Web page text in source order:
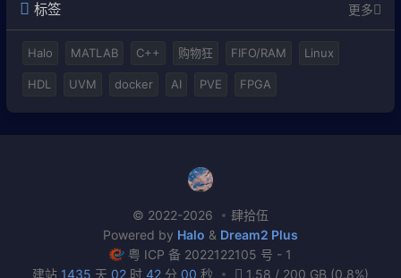
标签 更多
Halo MATLAB C++ 购物狂 FIFO/RAM Linux
HDL UVM docker AI PVE FPGA
© 2022-2026
肆拾伍
Powered by Halo & Dream2 Plus
粤 ICP 备 2022122105 号 - 1
建站 1435 天 02 时 42 分 00 秒 1.58 / 200 GB (0.8%)